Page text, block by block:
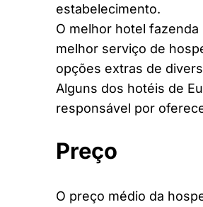
estabelecimento.
O melhor hotel
melhor serviço de
opções extras de
Alguns dos hotéis de
responsável por
Preço
O preço médio da